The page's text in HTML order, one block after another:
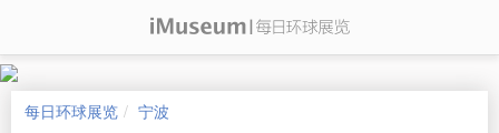
每日环球展览 宁波